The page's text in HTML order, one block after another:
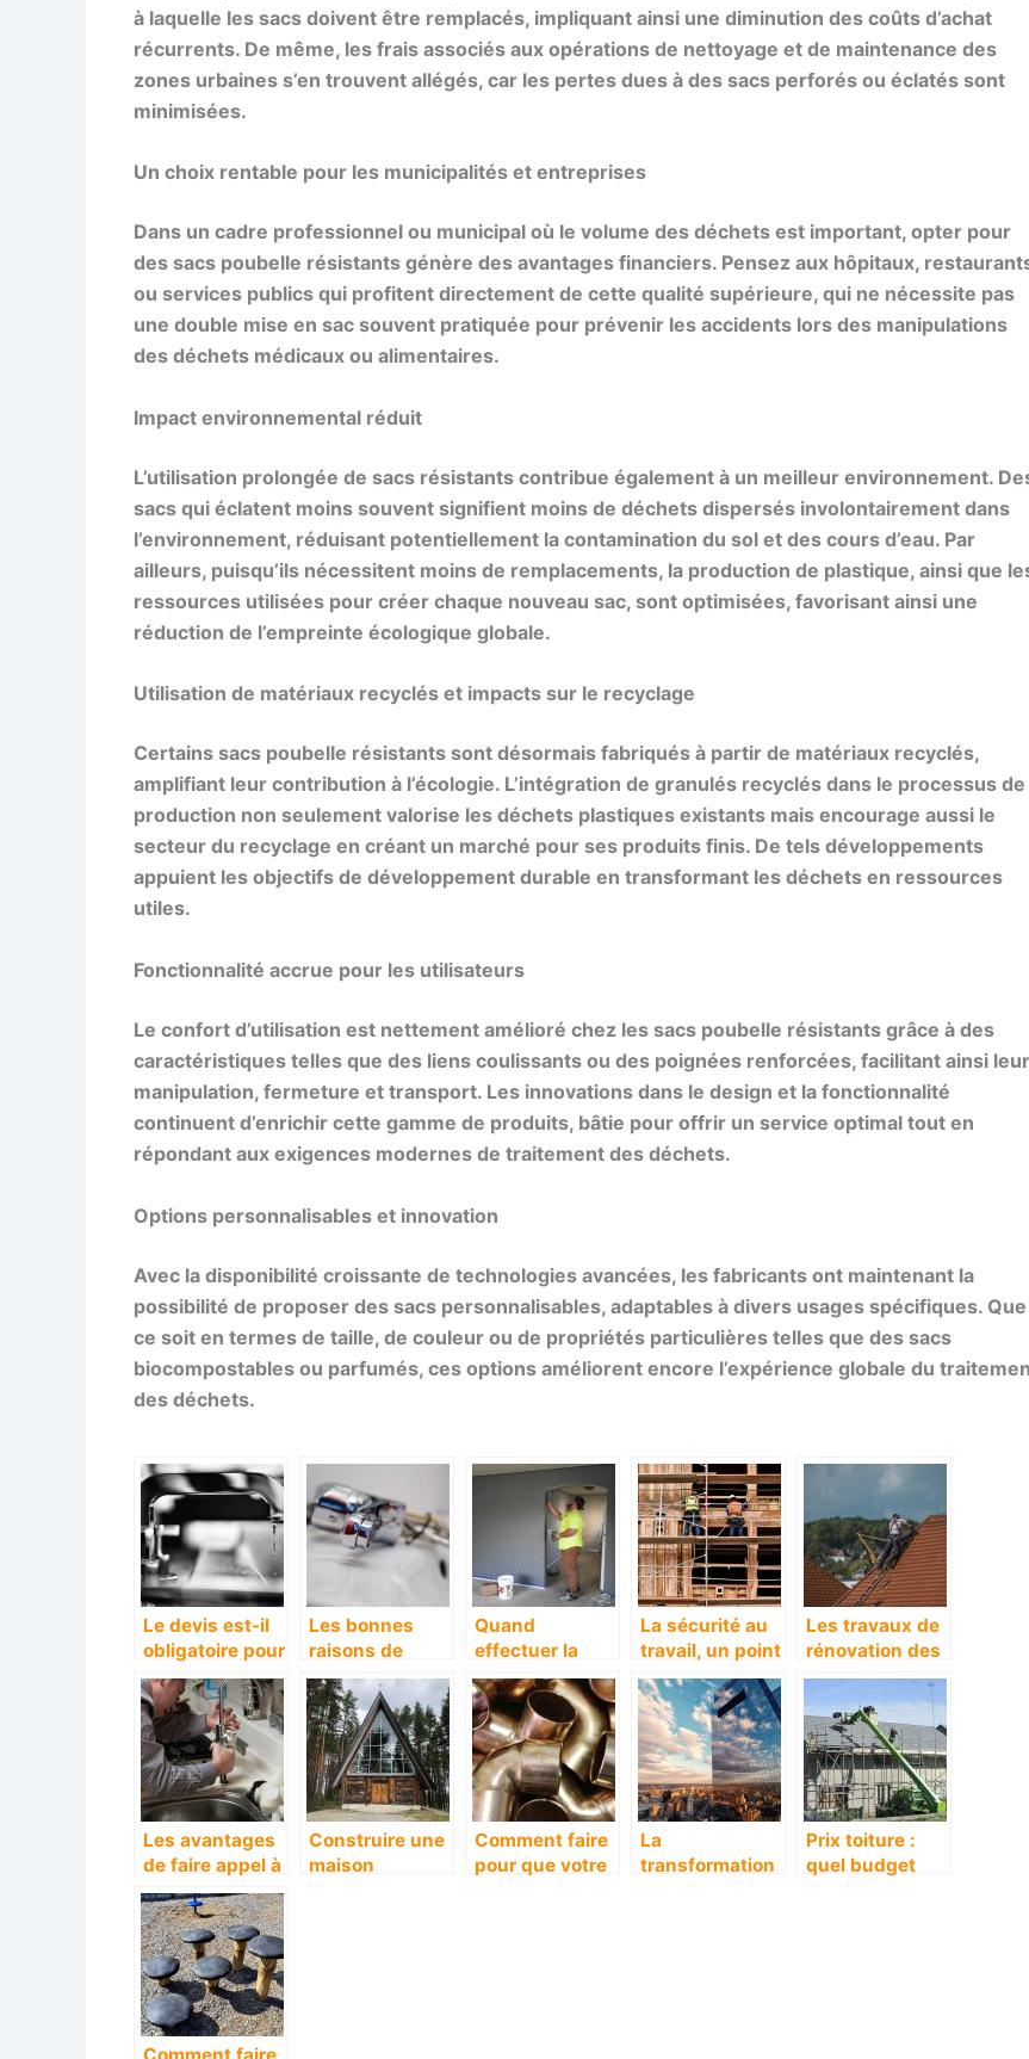
à laquelle les sacs doivent être remplacés, impliquant ainsi une diminution des coûts d’achat
récurrents. De même, les frais associés aux opérations de nettoyage et de maintenance des
zones urbaines s’en trouvent allégés, car les pertes dues à des sacs perforés ou éclatés sont
minimisées.
Un choix rentable pour les municipalités et entreprises
Dans un cadre professionnel ou municipal où le volume des déchets est important, opter pour
des sacs poubelle résistants génère des avantages financiers. Pensez aux hôpitaux,
ou services publics qui profitent directement de cette qualité supérieure, qui ne nécessite pas
une double mise en sac souvent pratiquée pour prévenir les accidents lors des manipulations
des déchets médicaux ou alimentaires.
Impact environnemental réduit
L’utilisation prolongée de sacs résistants contribue également à un meilleur environnement.
sacs qui éclatent moins souvent signifient moins de déchets dispersés involontairement dans
l’environnement, réduisant potentiellement la contamination du sol et des cours d’eau. Par
ailleurs, puisqu’ils nécessitent moins de remplacements, la production de plastique, ainsi que
ressources utilisées pour créer chaque nouveau sac, sont optimisées, favorisant ainsi une
réduction de l’empreinte écologique globale.
Utilisation de matériaux recyclés et impacts sur le recyclage
Certains sacs poubelle résistants sont désormais fabriqués à partir de matériaux recyclés,
amplifiant leur contribution à l’écologie. L’intégration de granulés recyclés dans le processus de
production non seulement valorise les déchets plastiques existants mais encourage aussi le
secteur du recyclage en créant un marché pour ses produits finis. De tels développements
appuient les objectifs de développement durable en transformant les déchets en ressources
utiles.
Fonctionnalité accrue pour les utilisateurs
Le confort d’utilisation est nettement amélioré chez les sacs poubelle résistants grâce à des
caractéristiques telles que des liens coulissants ou des poignées renforcées, facilitant ainsi leur
manipulation, fermeture et transport. Les innovations dans le design et la fonctionnalité
continuent d’enrichir cette gamme de produits, bâtie pour offrir un service optimal tout en
répondant aux exigences modernes de traitement des déchets.
Options personnalisables et innovation
Avec la disponibilité croissante de technologies avancées, les fabricants ont maintenant la
possibilité de proposer des sacs personnalisables, adaptables à divers usages spécifiques. Que
ce soit en termes de taille, de couleur ou de propriétés particulières telles que des sacs
biocompostables ou parfumés, ces options améliorent encore l’expérience globale du
des déchets.
Le devis est-il
obligatoire pour
vos travaux de
plomberie?
Les bonnes
raisons de
passer par un
plombier
Quand
effectuer la
rénovation de
sa maison ?
La sécurité au
travail, un point
essentiel dans
tous milieux et
toutes
entreprises.
Les travaux de
rénovation des
toits
Les avantages
de faire appel à
une entreprise
spécialisée
pour les
travaux de
plomberie
Construire une
maison
Comment faire
pour que votre
La
transformation
Prix toiture :
quel budget